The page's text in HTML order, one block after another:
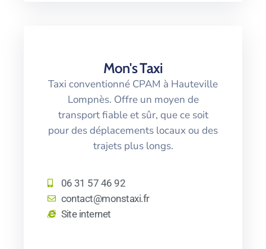
Mon's Taxi
Taxi conventionné CPAM à Hauteville
Lompnès. Offre un moyen de
transport fiable et sûr, que ce soit
pour des déplacements locaux ou des
trajets plus longs.
06 31 57 46 92
contact@monstaxi.fr
Site internet